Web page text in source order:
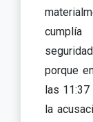
porque
las
la